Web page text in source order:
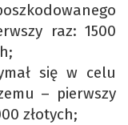
raz: 1500
się w celu
– pierwszy
złotych;